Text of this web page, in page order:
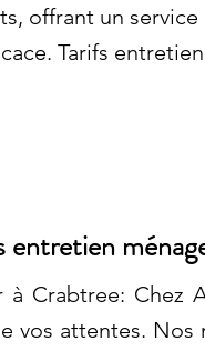
offrant un service
Tarifs entretien
entretien
à Crabtree: Chez
vos attentes.